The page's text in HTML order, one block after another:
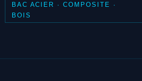
BAC ACIER · COMPOSITE ·
BOIS